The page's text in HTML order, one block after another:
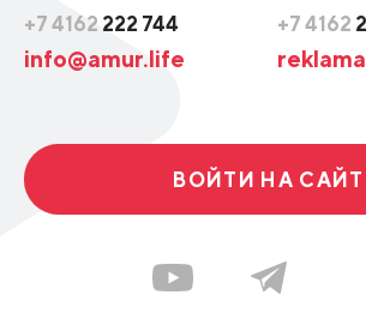
+7 4162 222 744
info@amur.life
+7 4162
ВОЙТИ НА САЙТ